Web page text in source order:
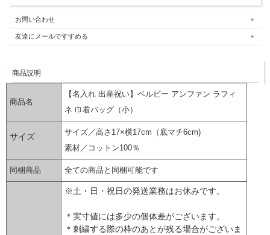
お問い合わせ
友達にメールですすめる
商品説明
商品名
【名入れ 出産祝い】ベルビー アンファン ラフィ
ネ 巾着バッグ（小）
サイズ
サイズ／高さ17×横17cm（底マチ6cm)
素材／コットン100％
同梱商品 全ての商品と同梱可能です
※土・日・祝日の発送業務はお休みです。
＊実寸値には多少の個体差がございます。
＊刺繍する際の枠のあとが残る場合がございま